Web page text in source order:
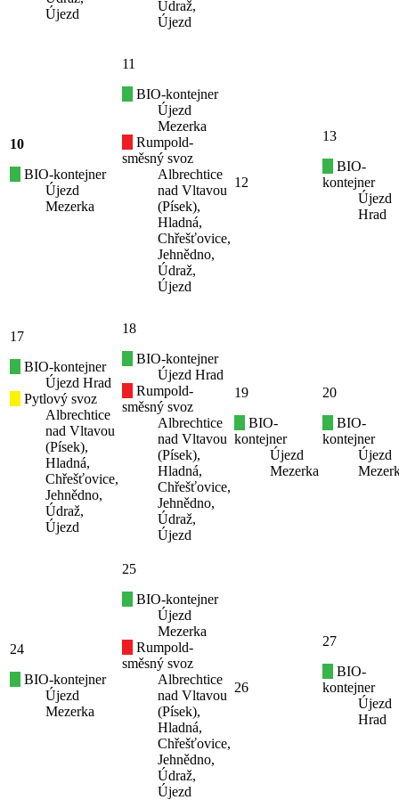
Újezd
Údraž,
Újezd
10
BIO-kontejner
Újezd
Mezerka
11
BIO-kontejner
Újezd
Mezerka
Rumpold-
směsný svoz
Albrechtice
nad Vltavou
(Písek),
Hladná,
Chřešťovice,
Jehnědno,
Údraž,
Újezd
12
13
BIO-
kontejner
Újezd
Hrad
17
BIO-kontejner
Újezd Hrad
Pytlový svoz
Albrechtice
nad Vltavou
(Písek),
Hladná,
Chřešťovice,
Jehnědno,
Údraž,
Újezd
18
BIO-kontejner
Újezd Hrad
Rumpold-
směsný svoz
Albrechtice
nad Vltavou
(Písek),
Hladná,
Chřešťovice,
Jehnědno,
Údraž,
Újezd
19
BIO-
kontejner
Újezd
Mezerka
20
BIO-
kontejner
Újezd
24
BIO-kontejner
Újezd
Mezerka
25
BIO-kontejner
Újezd
Mezerka
Rumpold-
směsný svoz
Albrechtice
nad Vltavou
(Písek),
Hladná,
Chřešťovice,
Jehnědno,
Údraž,
Újezd
26
27
BIO-
kontejner
Újezd
Hrad